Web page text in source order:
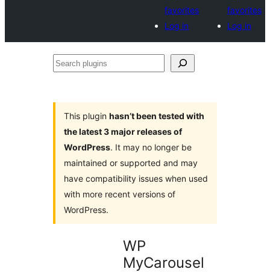
favorites
Log in
favorites
Log in
Search
This plugin hasn’t been tested with
the latest 3 major releases of
WordPress. It may no longer be
maintained or supported and may
have compatibility issues when used
with more recent versions of
WordPress.
WP
MyCarousel